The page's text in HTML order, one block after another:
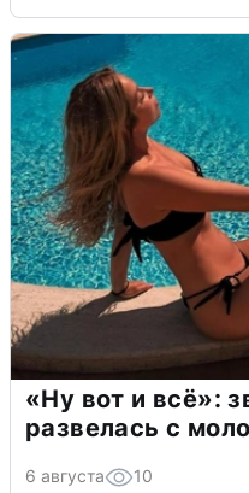
«Ну вот и всё»:
развелась с
6 августа 10